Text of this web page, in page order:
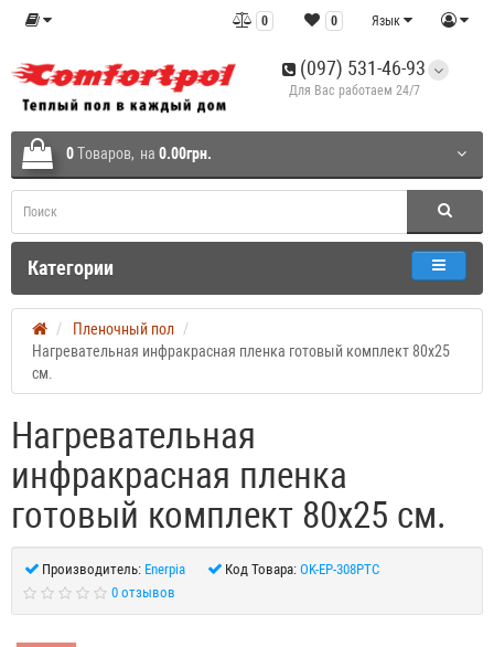
Язык
0
0
(097) 531-46-93
Для Вас работаем 24/7
0Tоваров, на 0.00грн.
Категории
Пленочный пол
Нагревательная инфракрасная пленка готовый комплект 80x25
см.
Нагревательная
инфракрасная пленка
готовый комплект 80x25 см.
Производитель: Enerpia Код Товара: OK-EP-308PTC
0 отзывов